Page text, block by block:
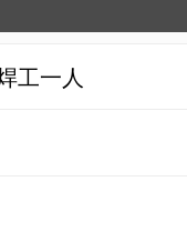
工一人